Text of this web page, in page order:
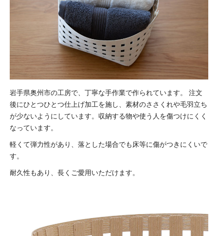
岩手県奥州市の工房で、丁寧な手作業で作られています。
注文
後にひとつひとつ仕上げ加工を施し、素材のささくれや毛羽立ち
が少ないようにしています。 収納する物や使う人を傷つけにくく
なっています。
軽くて弾力性があり、落とした場合でも床等に傷がつきにくいで
す。
耐久性もあり、長くご愛用いただけます。